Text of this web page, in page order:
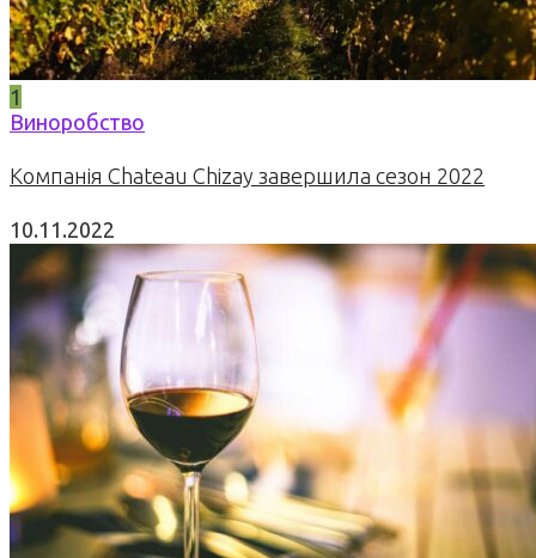
1
Виноробство
Компанія Chateau Chizay завершила сезон 2022
10.11.2022